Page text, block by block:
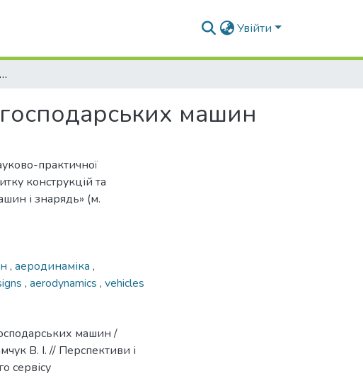
Увійти
Шляхи зменшення тягового опору сільськогосподарських машин
машин
практичної
конструкцій та
і знарядь» (м.
, аеродинаміка ,
, aerodynamics , vehicles
машин /
В. І. // Перспективи і
сервісу